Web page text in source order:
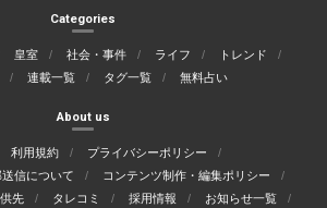
Categories
皇室 社会・事件 ライフ
トレンド
連載一覧 タグ一覧 無料占い
About us
利用規約
プライバシーポリシー
信について
コンテンツ制作・編集ポリシー
先 タレコミ 採用情報
お知らせ一覧